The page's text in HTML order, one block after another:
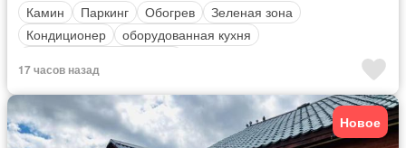
Камин
Паркинг Обогрев
Зеленая зона
Кондиционер
оборудованная кухня
17 часов назад
Новое